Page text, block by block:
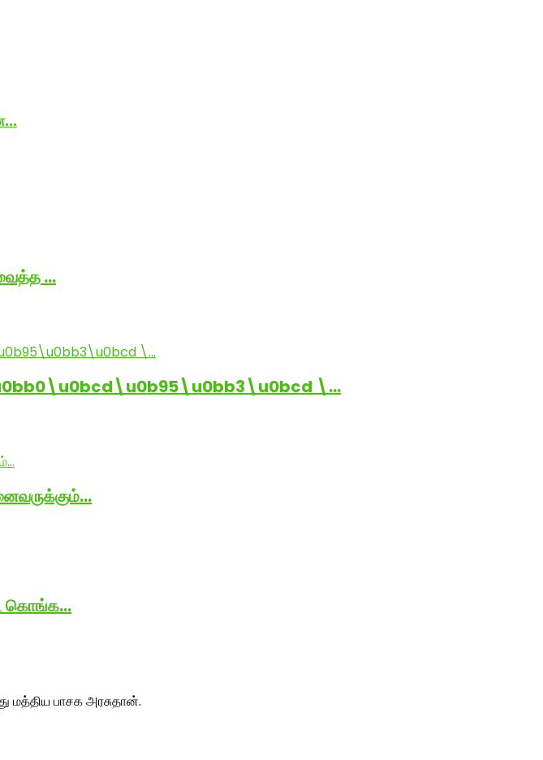
வைத்த …
\…
கொங்க…
மத்திய பாசக அரசுதான்.